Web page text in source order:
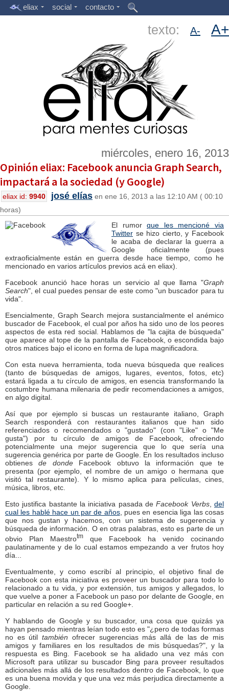
eliax social contacto
texto: A- A+
miércoles, enero 16, 2013
Opinión eliax: Facebook anuncia Graph Search,
impactará a la sociedad (y Google)
eliax id: 9940 josé elías en ene 16, 2013 a las 12:10 AM ( 00:10
horas)
El rumorque les mencioné via
Twitter se hizo cierto, y Facebook
le acaba de declarar la guerra a
Google oficialmente (pues
extraoficialmente están en guerra desde hace tiempo, como he
mencionado en varios artículos previos acá en eliax).
Facebook anunció hace horas un servicio al que llama "Graph
Search", el cual puedes pensar de este como "un buscador para tu
vida".
Esencialmente, Graph Search mejora sustancialmente el anémico
buscador de Facebook, el cual por años ha sido uno de los peores
aspectos de esta red social. Hablamos de "la cajita de búsqueda"
que aparece al tope de la pantalla de Facebook, o escondida bajo
otros matices bajo el icono en forma de lupa magnificadora.
Con esta nueva herramienta, toda nueva búsqueda que realices
(tanto de búsquedas de amigos, lugares, eventos, fotos, etc)
estará ligada a tu círculo de amigos, en esencia transformando la
costumbre humana milenaria de pedir recomendaciones a amigos,
en algo digital.
Así que por ejemplo si buscas un restaurante italiano, Graph
Search responderá con restaurantes italianos que han sido
referenciados o recomendados o "gustado" (con "Like" o "Me
gusta") por tu círculo de amigos de Facebook, ofreciendo
potencialmente una mejor sugerencia que lo que sería una
sugerencia genérica por parte de Google. En los resultados incluso
obtienesde dondeFacebook obtuvo la información que te
presenta (por ejemplo, el nombre de un amigo o hermana que
visitó tal restaurante). Y lo mismo aplica para películas, cines,
música, libros, etc.
Esto justifica bastante la iniciativa pasada deFacebook Verbs,del
cual les hablé hace un par de años, pues en esencia liga las cosas
que nos gustan y hacemos, con un sistema de sugerencia y
búsqueda de información. O en otras palabras, esto es parte de un
obvio Plan Maestrotm
que Facebook ha venido cocinando
paulatinamente y de lo cual estamos empezando a ver frutos hoy
día...
Eventualmente, y como escribí al principio, el objetivo final de
Facebook con esta iniciativa es proveer un buscador para todo lo
relacionado a tu vida, y por extensión, tus amigos y allegados, lo
que vuelve a poner a Facebook un paso por delante de Google, en
particular en relación a su red Google+.
Y hablando de Google y su buscador, una cosa que quizás ya
hayan pensado mientras leían todo esto es "¿pero de todas formas
no es útiltambién ofrecer sugerencias más allá de las de mis
amigos y familiares en los resultados de mis búsquedas?", y la
respuesta es Bing. Facebook se ha alidado una vez más con
Microsoft para utilizar su buscador Bing para proveer resultados
adicionales más allá de los resultados dentro de Facebook, lo que
es una buena movida y que una vez más perjudica directamente a
Google.